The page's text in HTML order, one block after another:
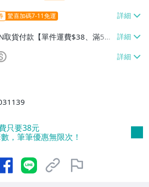
驚喜加碼7-11免運
取貨付款【單件運費$38、滿5件
$1298免運費】、7-ELEVEN取貨
運費】、萊爾富取貨付款【單件
滿5件或消費滿$1298免運
/貨運【單件運費$120、滿5件
只要38元
，筆筆優惠無限次！